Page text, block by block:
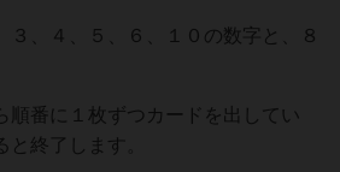
３、４、５、６、１０の数字と、８
順番に１枚ずつカードを出してい
と終了します。